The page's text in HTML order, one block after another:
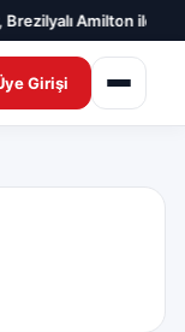
Amilton ile 1
Girişi